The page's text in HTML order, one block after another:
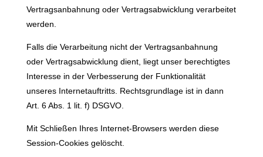
Vertragsanbahnung oder Vertragsabwicklung verarbeitet
werden.
Falls die Verarbeitung nicht der Vertragsanbahnung
oder Vertragsabwicklung dient, liegt unser berechtigtes
Interesse in der Verbesserung der Funktionalität
unseres Internetauftritts. Rechtsgrundlage ist in dann
Art. 6 Abs. 1 lit. f) DSGVO.
Mit Schließen Ihres Internet-Browsers werden diese
Session-Cookies gelöscht.